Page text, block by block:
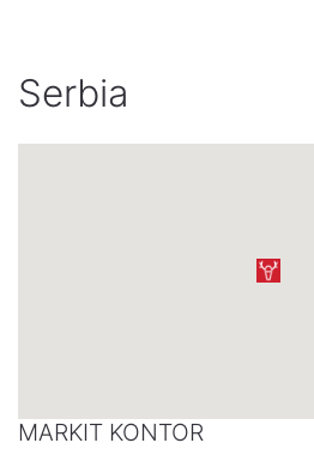
Serbia
MARKIT KONTOR